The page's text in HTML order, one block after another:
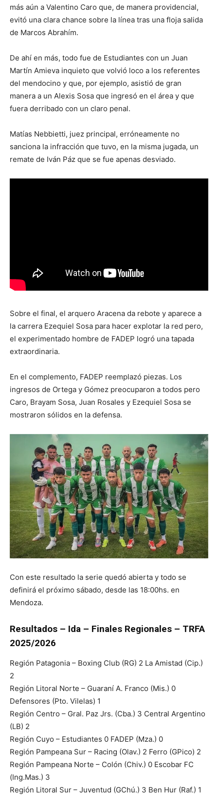
más aún a Valentino Caro que, de manera providencial,
evitó una clara chance sobre la línea tras una floja salida
de Marcos Abrahím.
De ahí en más, todo fue de Estudiantes con un Juan
Martín Amieva inquieto que volvió loco a los referentes
del mendocino y que, por ejemplo, asistió de gran
manera a un Alexis Sosa que ingresó en el área y que
fuera derribado con un claro penal.
Matías Nebbietti, juez principal, erróneamente no
sanciona la infracción que tuvo, en la misma jugada, un
remate de Iván Páz que se fue apenas desviado.
Sobre el final, el arquero Aracena da rebote y aparece a
la carrera Ezequiel Sosa para hacer explotar la red pero,
el experimentado hombre de FADEP logró una tapada
extraordinaria.
En el complemento, FADEP reemplazó piezas. Los
ingresos de Ortega y Gómez preocuparon a todos pero
Caro, Brayam Sosa, Juan Rosales y Ezequiel Sosa se
mostraron sólidos en la defensa.
Con este resultado la serie quedó abierta y todo se
definirá el próximo sábado, desde las 18:00hs. en
Mendoza.
Resultados – Ida – Finales Regionales – TRFA
2025/2026
Región Patagonia – Boxing Club (RG) 2 La Amistad (Cip.)
2
Región Litoral Norte – Guaraní A. Franco (Mis.) 0
Defensores (Pto. Vilelas) 1
Región Centro – Gral. Paz Jrs. (Cba.) 3 Central Argentino
(LB) 2
Región Cuyo – Estudiantes 0 FADEP (Mza.) 0
Región Pampeana Sur – Racing (Olav.) 2 Ferro (GPico) 2
Región Pampeana Norte – Colón (Chiv.) 0 Escobar FC
(Ing.Mas.) 3
Región Litoral Sur – Juventud (GChú.) 3 Ben Hur (Raf.) 1